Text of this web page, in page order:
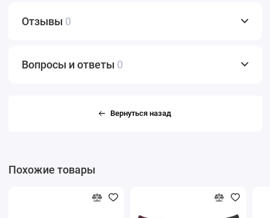
Отзывы 0
Вопросы и ответы 0
Вернуться назад
Похожие товары